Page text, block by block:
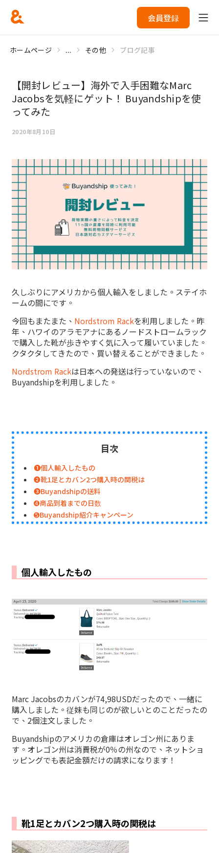
会員登録
ホームページ ... その他 ブログ記事
【開封レビュー】海外で入手困難なMarc
Jacobsを気軽にゲット！ Buyandshipを使
ってみた
2020年8月10日
久しぶりにアメリカから個人輸入をしました。ステイホ
ームの間にです。
今回もまたまた、 Nordstrom Rackを利用しました。昨
年、ハワイのアラモアナにあるノードストロームラック
で購入した靴が歩きやすく気に入って履いていました。
クタクタしてきたので、買い替えることができました。
Nordstrom Rackは日本への発送は行っていないので、
Buyandshipを利用しました。
目次
➊個人輸入したもの
➋靴1足とカバン2つ購入時の関税は
➌Buyandshipの送料
➍商品到着までの日数
➎Buyandship紹介キャンペーン
個人輸入したもの
Marc Jacobsのカバンが74,98USDだったので、一緒に
購入しました。従妹も同じのが欲しいとのことだったの
で、2個注文しました。
Buyandshipのアメリカの倉庫はオレゴン州にありま
す。オレゴン州は消費税が0％の州なので、ネットショ
ッピングでも表記金額だけの請求になります！
靴1足とカバン2つ購入時の関税は